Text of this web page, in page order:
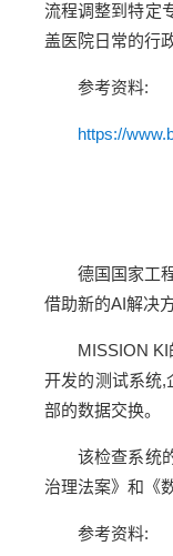
流程调整到特定
盖医院日常的行
参考资料:
https://
德国国家工
借助新的AI解决
MISSION
开发的测试系统,
部的数据交换。
该检查系统
治理法案》和《
参考资料: